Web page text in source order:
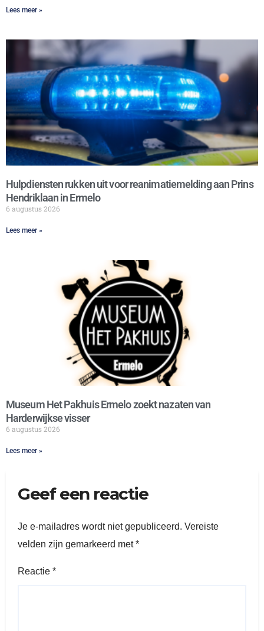
Lees meer »
Hulpdiensten rukken uit voor reanimatiemelding aan Prins
Hendriklaan in Ermelo
6 augustus 2026
Lees meer »
Museum Het Pakhuis Ermelo zoekt nazaten van
Harderwijkse visser
6 augustus 2026
Lees meer »
Geef een reactie
Je e-mailadres wordt niet gepubliceerd. Vereiste
velden zijn gemarkeerd met*
Reactie *